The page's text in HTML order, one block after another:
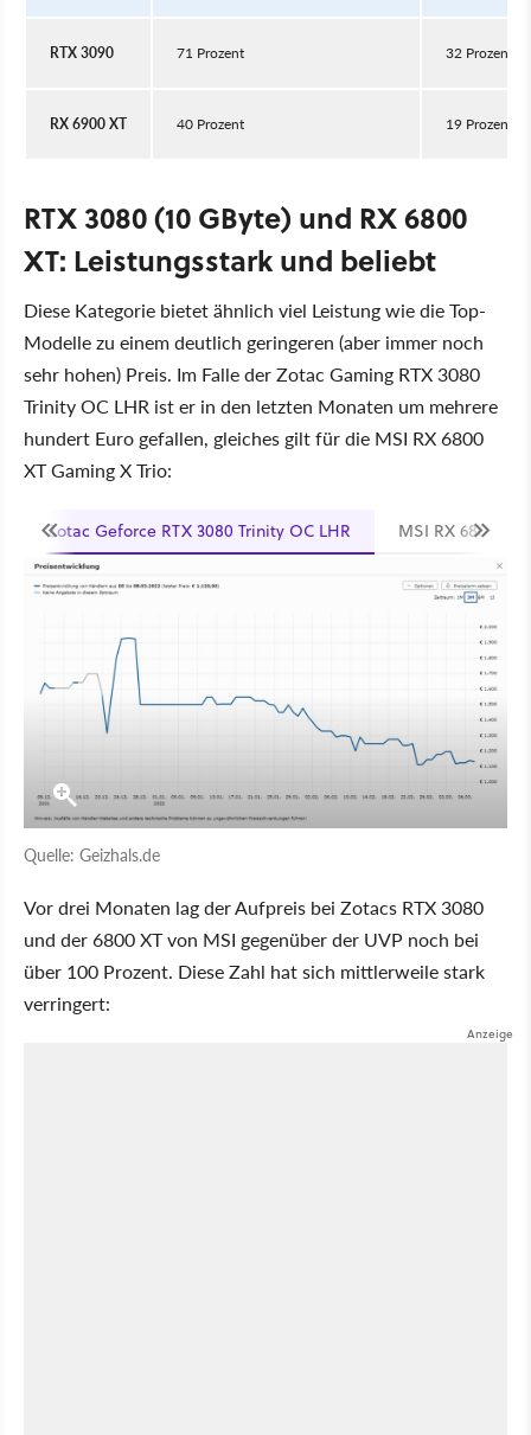
RTX 3090 71 Prozent 32 Prozent
RX 6900 XT 40 Prozent 19 Prozent
RTX 3080 (10 GByte) und RX 6800
XT: Leistungsstark und beliebt
Diese Kategorie bietet ähnlich viel Leistung wie die Top-
Modelle zu einem deutlich geringeren (aber immer noch
sehr hohen) Preis. Im Falle der Zotac Gaming RTX 3080
Trinity OC LHR ist er in den letzten Monaten um mehrere
hundert Euro gefallen, gleiches gilt für die MSI RX 6800
XT Gaming X Trio:
Zotac Geforce RTX 3080 Trinity OC LHR MSI RX 6800 XT
Quelle: Geizhals.de
Vor drei Monaten lag der Aufpreis bei Zotacs RTX 3080
und der 6800 XT von MSI gegenüber der UVP noch bei
über 100 Prozent. Diese Zahl hat sich mittlerweile stark
verringert: